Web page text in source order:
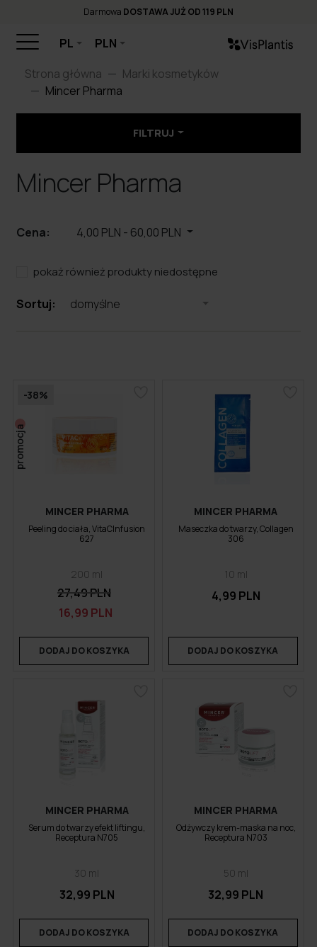
Darmowa DOSTAWA JUŻ OD 119 PLN
PL
PLN
Strona główna
Marki kosmetyków
Mincer Pharma
FILTRUJ
Mincer Pharma
Cena: 4,00 PLN - 60,00 PLN
pokaż również produkty niedostępne
Sortuj: domyślne
-38%
promocja
MINCER PHARMA
Peeling do ciała, VitaCInfusion
627
200 ml
27,49 PLN
16,99 PLN
DODAJ DO KOSZYKA
MINCER PHARMA
Maseczka do twarzy, Collagen
306
10 ml
4,99 PLN
DODAJ DO KOSZYKA
MINCER PHARMA
Serum do twarzy efekt liftingu,
Receptura N705
30 ml
32,99 PLN
DODAJ DO KOSZYKA
MINCER PHARMA
Odżywczy krem-maska na noc,
Receptura N703
50 ml
32,99 PLN
DODAJ DO KOSZYKA